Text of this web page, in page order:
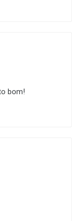
bom!